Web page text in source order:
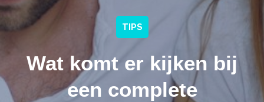
TIPS
Wat komt er kijken bij
een complete